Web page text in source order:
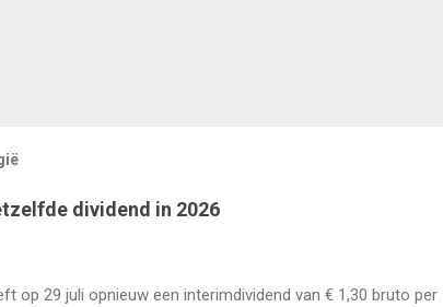
dividend in 2026
op 29 juli opnieuw een interimdividend van € 1,30 bruto per